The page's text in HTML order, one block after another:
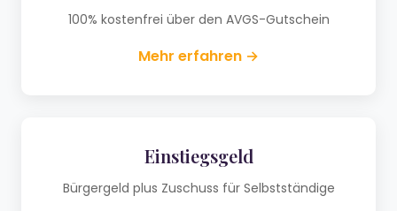
100% kostenfrei über den AVGS-Gutschein
Mehr erfahren →
Einstiegsgeld
Bürgergeld plus Zuschuss für Selbstständige